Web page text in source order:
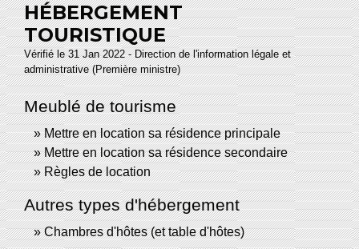
HÉBERGEMENT
TOURISTIQUE
Vérifié le 31 Jan 2022 - Direction de l'information légale et
administrative (Première ministre)
Meublé de tourisme
Mettre en location sa résidence principale
Mettre en location sa résidence secondaire
Règles de location
Autres types d'hébergement
Chambres d'hôtes (et table d'hôtes)